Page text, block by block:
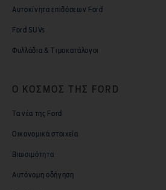
Αυτοκίνητα επιδόσεων Ford
Ford SUVs
Φυλλάδια & Τιμοκατάλογοι
Ο ΚΟΣΜΟΣ ΤΗΣ FORD
Τα νέα της Ford
Οικονομικά στοιχεία
Βιωσιμότητα
Αυτόνομη οδήγηση